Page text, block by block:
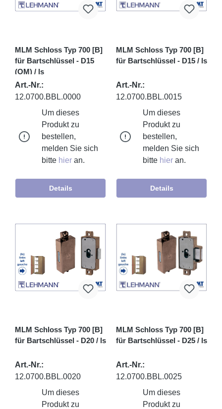
MLM Schloss Typ 700 [B]
für Bartschlüssel - D15
(OM) / ls
Art.-Nr.:
12.0700.BBL.0000
Um dieses
Produkt zu
bestellen,
melden Sie sich
bitte hier an.
Details
MLM Schloss Typ 700 [B]
für Bartschlüssel - D15 / ls
Art.-Nr.:
12.0700.BBL.0015
Um dieses
Produkt zu
bestellen,
melden Sie sich
bitte hier an.
Details
MLM Schloss Typ 700 [B]
für Bartschlüssel - D20 / ls
Art.-Nr.:
12.0700.BBL.0020
Um dieses
Produkt zu
MLM Schloss Typ 700 [B]
für Bartschlüssel - D25 / ls
Art.-Nr.:
12.0700.BBL.0025
Um dieses
Produkt zu